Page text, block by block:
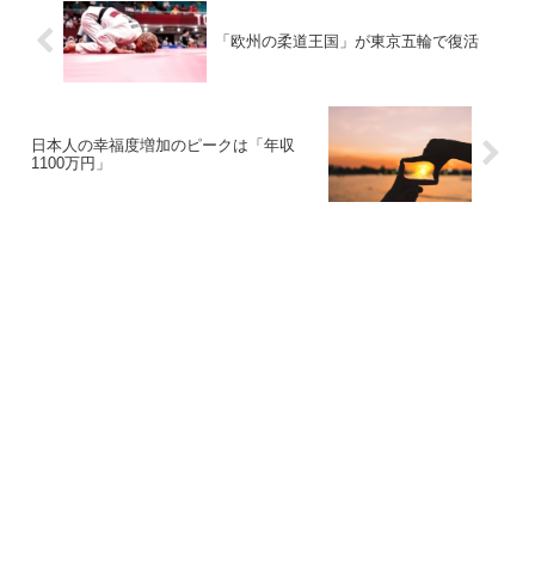
「欧州の柔道王国」が東京五輪で復活
日本人の幸福度増加のピークは「年収
1100万円」